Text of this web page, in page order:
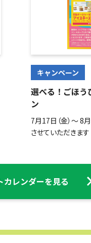
キャンペーン
選べる！ごほ
ン
7月17日（金）～ 8
させていただきます
カレンダーを見る